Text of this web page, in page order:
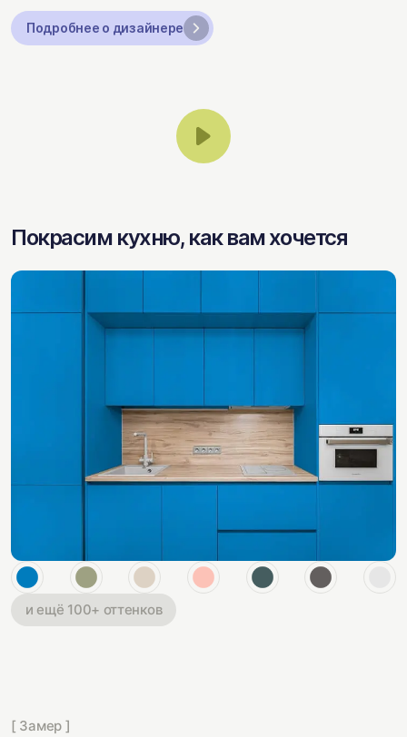
Подробнее о дизайнере
Покрасим кухню, как вам хочется
и ещё 100+ оттенков
[ Замер ]